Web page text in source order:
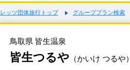
レッツ団体旅行トップ グループプラン検索
鳥取県 皆生温泉
皆生つるや （かいけ つるや）